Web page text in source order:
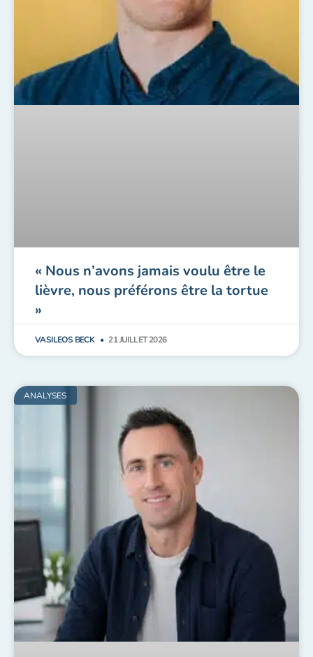
« Nous n’avons jamais voulu être le
lièvre, nous préférons être la tortue
»
VASILEOS BECK 21 JUILLET 2026
ANALYSES